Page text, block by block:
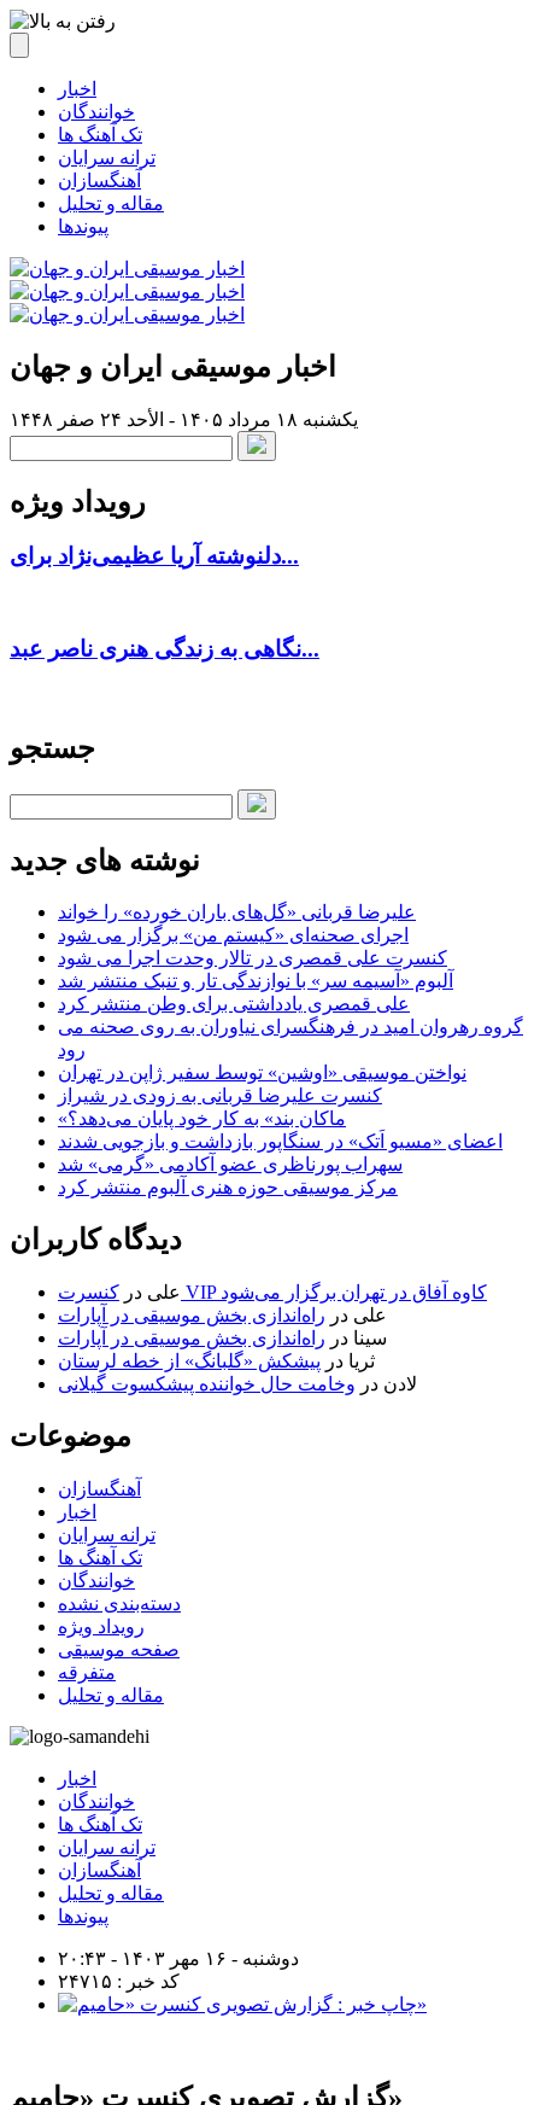
اخبار
خوانندگان
تک آهنگ ها
ترانه سرایان
آهنگسازان
مقاله و تحلیل
پیوندها
اخبار موسیقی ایران و جهان
یکشنبه ۱۸ مرداد ۱۴۰۵ - الأحد ۲۴ صفر ۱۴۴۸
رویداد ویژه
دلنوشته آریا عظیمی‌نژاد برای...
نگاهی به زندگی هنری ناصر عبد...
جستجو
نوشته های جدید
علیرضا قربانی «گل‌های باران خورده» را خواند
اجرای صحنه‌ای «کیستم من» برگزار می شود
کنسرت علی قمصری در تالار وحدت اجرا می شود
آلبوم «آسیمه سر» با نوازندگی تار و تنبک منتشر شد
علی قمصری یادداشتی برای وطن منتشر کرد
گروه رهروان امید در فرهنگسرای نیاوران به روی صحنه می
رود
نواختن موسیقی «اوشین» توسط سفیر ژاپن در تهران
کنسرت علیرضا قربانی به زودی در شیراز
«ماکان بند» به کار خود پایان می‌دهد؟
اعضای «مسیو اَتک» در سنگاپور بازداشت و بازجویی شدند
سهراب پورناظری عضو آکادمی «گرمی» شد
مرکز موسیقی حوزه هنری آلبوم منتشر کرد
دیدگاه کاربران
علی در
کنسرت VIP کاوه آفاق در تهران برگزار می‌شود
علی در راه‌اندازی بخش موسیقی در آپارات
سینا در راه‌اندازی بخش موسیقی در آپارات
ثریا در پیشکش «گلبانگ» از خطه لرستان
لادن در وخامت حال خواننده پیشکسوت گیلانی
موضوعات
آهنگسازان
اخبار
ترانه سرایان
تک آهنگ ها
خوانندگان
دسته‌بندی نشده
رویداد ویژه
صفحه موسیقی
متفرقه
مقاله و تحلیل
اخبار
خوانندگان
تک آهنگ ها
ترانه سرایان
آهنگسازان
مقاله و تحلیل
پیوندها
دوشنبه - ۱۶ مهر ۱۴۰۳ - ۲۰:۴۳
کد خبر : ۲۴۷۱۵
گزارش تصویری کنسرت «حامیم»